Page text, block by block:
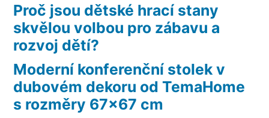
Proč jsou dětské hrací stany
skvělou volbou pro zábavu a
rozvoj dětí?
Moderní konferenční stolek v
dubovém dekoru od TemaHome
s rozměry 67×67 cm